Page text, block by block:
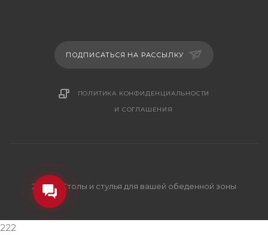
ПОДПИСАТЬСЯ НА РАССЫЛКУ
ПОЛИТИКА КОНФИДЕНЦИАЛЬНОСТИ
И СОГЛАШЕНИЯ
2026 © Столы и стулья для вашей обеденной зоны
222